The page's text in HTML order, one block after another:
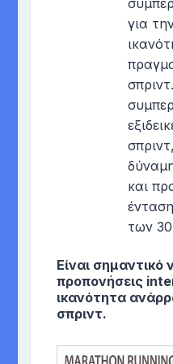
για
και
των
Είναι
προπονήσεις
ικανότητα
σπριντ.